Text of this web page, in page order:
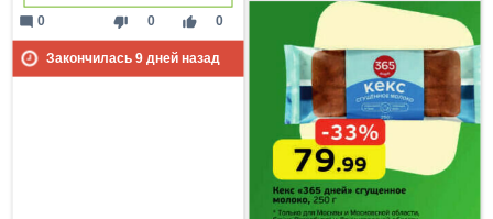
thumb_down 0 thumb_up 0
mode_comment 0
Закончилась 9дней назад